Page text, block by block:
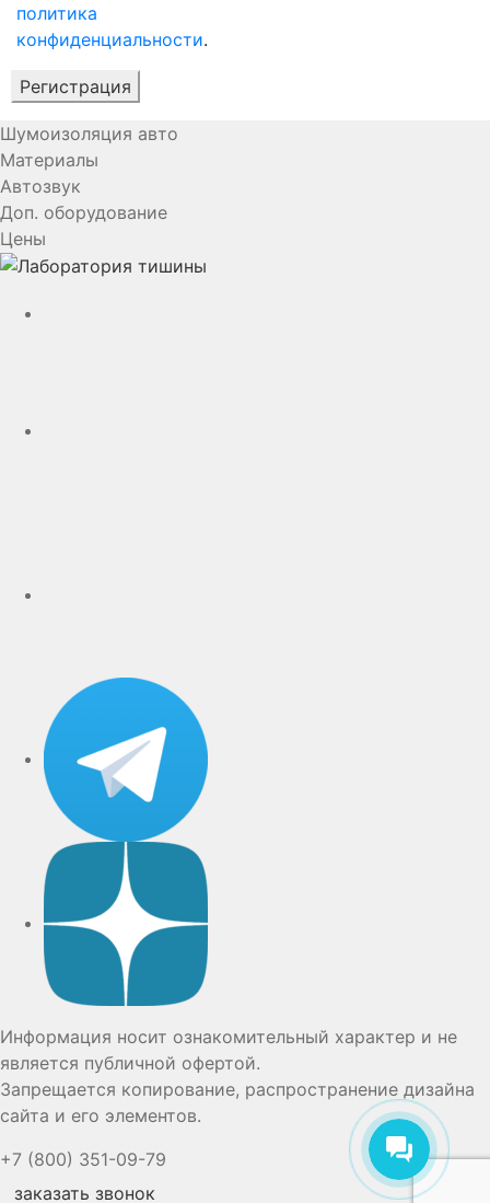
политика
конфиденциальности.
Регистрация
Шумоизоляция авто
Материалы
Автозвук
Доп. оборудование
Цены
Информация носит ознакомительный характер и не
является публичной офертой.
Запрещается копирование, распространение дизайна
сайта и его элементов.
+7 (800) 351-09-79
заказать звонок